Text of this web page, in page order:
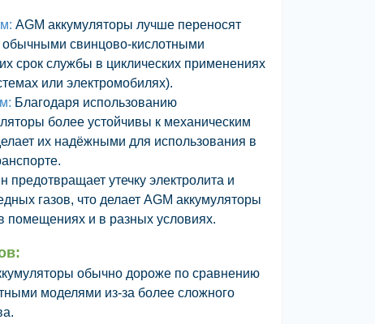
AGM аккумуляторы лучше переносят
обычными свинцово-кислотными
срок службы в циклических применениях
или электромобилях).
Благодаря использованию
более устойчивы к механическим
их надёжными для использования в
предотвращает утечку электролита и
газов, что делает AGM аккумуляторы
помещениях и в разных условиях.
обычно дороже по сравнению
моделями из-за более сложного